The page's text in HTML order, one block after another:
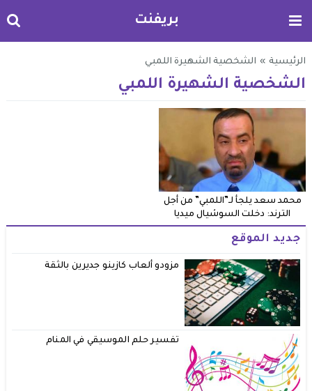
بريفنت
الرئيسية » الشخصية الشهيرة اللمبي
الشخصية الشهيرة اللمبي
محمد سعد يلجأ لـ”اللمبي” من أجل
الترند: دخلت السوشيال ميديا
جديد الموقع
مزودو ألعاب كازينو جديرين بالثقة
تفسير حلم الموسيقي في المنام